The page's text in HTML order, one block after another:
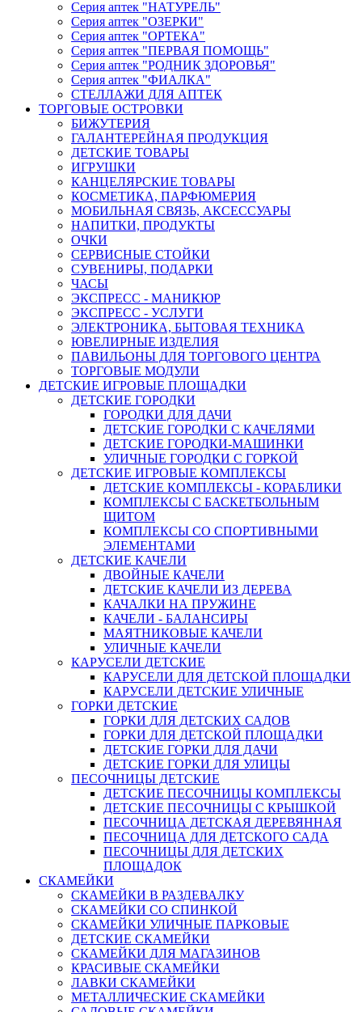
Серия аптек "НАТУРЕЛЬ"
Серия аптек "ОЗЕРКИ"
Серия аптек "ОРТЕКА"
Серия аптек "ПЕРВАЯ ПОМОЩЬ"
Серия аптек "РОДНИК ЗДОРОВЬЯ"
Серия аптек "ФИАЛКА"
СТЕЛЛАЖИ ДЛЯ АПТЕК
ТОРГОВЫЕ ОСТРОВКИ
БИЖУТЕРИЯ
ГАЛАНТЕРЕЙНАЯ ПРОДУКЦИЯ
ДЕТСКИЕ ТОВАРЫ
ИГРУШКИ
КАНЦЕЛЯРСКИЕ ТОВАРЫ
КОСМЕТИКА, ПАРФЮМЕРИЯ
МОБИЛЬНАЯ СВЯЗЬ, АКСЕССУАРЫ
НАПИТКИ, ПРОДУКТЫ
ОЧКИ
СЕРВИСНЫЕ СТОЙКИ
СУВЕНИРЫ, ПОДАРКИ
ЧАСЫ
ЭКСПРЕСС - МАНИКЮР
ЭКСПРЕСС - УСЛУГИ
ЭЛЕКТРОНИКА, БЫТОВАЯ ТЕХНИКА
ЮВЕЛИРНЫЕ ИЗДЕЛИЯ
ПАВИЛЬОНЫ ДЛЯ ТОРГОВОГО ЦЕНТРА
ТОРГОВЫЕ МОДУЛИ
ДЕТСКИЕ ИГРОВЫЕ ПЛОЩАДКИ
ДЕТСКИЕ ГОРОДКИ
ГОРОДКИ ДЛЯ ДАЧИ
ДЕТСКИЕ ГОРОДКИ С КАЧЕЛЯМИ
ДЕТСКИЕ ГОРОДКИ-МАШИНКИ
УЛИЧНЫЕ ГОРОДКИ С ГОРКОЙ
ДЕТСКИЕ ИГРОВЫЕ КОМПЛЕКСЫ
ДЕТСКИЕ КОМПЛЕКСЫ - КОРАБЛИКИ
КОМПЛЕКСЫ С БАСКЕТБОЛЬНЫМ
ЩИТОМ
КОМПЛЕКСЫ СО СПОРТИВНЫМИ
ЭЛЕМЕНТАМИ
ДЕТСКИЕ КАЧЕЛИ
ДВОЙНЫЕ КАЧЕЛИ
ДЕТСКИЕ КАЧЕЛИ ИЗ ДЕРЕВА
КАЧАЛКИ НА ПРУЖИНЕ
КАЧЕЛИ - БАЛАНСИРЫ
МАЯТНИКОВЫЕ КАЧЕЛИ
УЛИЧНЫЕ КАЧЕЛИ
КАРУСЕЛИ ДЕТСКИЕ
КАРУСЕЛИ ДЛЯ ДЕТСКОЙ ПЛОЩАДКИ
КАРУСЕЛИ ДЕТСКИЕ УЛИЧНЫЕ
ГОРКИ ДЕТСКИЕ
ГОРКИ ДЛЯ ДЕТСКИХ САДОВ
ГОРКИ ДЛЯ ДЕТСКОЙ ПЛОЩАДКИ
ДЕТСКИЕ ГОРКИ ДЛЯ ДАЧИ
ДЕТСКИЕ ГОРКИ ДЛЯ УЛИЦЫ
ПЕСОЧНИЦЫ ДЕТСКИЕ
ДЕТСКИЕ ПЕСОЧНИЦЫ КОМПЛЕКСЫ
ДЕТСКИЕ ПЕСОЧНИЦЫ С КРЫШКОЙ
ПЕСОЧНИЦА ДЕТСКАЯ ДЕРЕВЯННАЯ
ПЕСОЧНИЦА ДЛЯ ДЕТСКОГО САДА
ПЕСОЧНИЦЫ ДЛЯ ДЕТСКИХ
ПЛОЩАДОК
СКАМЕЙКИ
СКАМЕЙКИ В РАЗДЕВАЛКУ
СКАМЕЙКИ СО СПИНКОЙ
СКАМЕЙКИ УЛИЧНЫЕ ПАРКОВЫЕ
ДЕТСКИЕ СКАМЕЙКИ
СКАМЕЙКИ ДЛЯ МАГАЗИНОВ
КРАСИВЫЕ СКАМЕЙКИ
ЛАВКИ СКАМЕЙКИ
МЕТАЛЛИЧЕСКИЕ СКАМЕЙКИ